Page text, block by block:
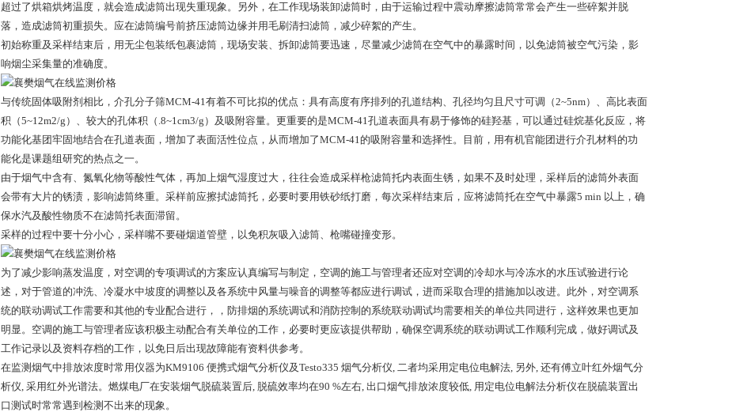
超过了烘箱烘烤温度，就会造成滤筒出现失重现象。另外，在工作现场装卸滤筒时，由于运输过程中震动摩擦滤筒常常会产生一些碎絮并脱
落，造成滤筒初重损失。应在滤筒编号前挤压滤筒边缘并用毛刷清扫滤筒，减少碎絮的产生。
初始称重及采样结束后，用无尘包装纸包裹滤筒，现场安装、拆卸滤筒要迅速，尽量减少滤筒在空气中的暴露时间，以免滤筒被空气污染，影
响烟尘采集量的准确度。
与传统固体吸附剂相比，介孔分子筛MCM-41有着不可比拟的优点：具有高度有序排列的孔道结构、孔径均匀且尺寸可调（2~5nm）、高比表面
积（5~12m2/g）、较大的孔体积（.8~1cm3/g）及吸附容量。更重要的是MCM-41孔道表面具有易于修饰的硅羟基，可以通过硅烷基化反应，将
功能化基团牢固地结合在孔道表面，增加了表面活性位点，从而增加了MCM-41的吸附容量和选择性。目前，用有机官能团进行介孔材料的功
能化是课题组研究的热点之一。
由于烟气中含有、氮氧化物等酸性气体，再加上烟气湿度过大，往往会造成采样枪滤筒托内表面生锈，如果不及时处理，采样后的滤筒外表面
会带有大片的锈渍，影响滤筒终重。采样前应擦拭滤筒托，必要时要用铁砂纸打磨，每次采样结束后，应将滤筒托在空气中暴露5 min 以上，确
保水汽及酸性物质不在滤筒托表面滞留。
采样的过程中要十分小心，采样嘴不要碰烟道管壁，以免积灰吸入滤筒、枪嘴碰撞变形。
为了减少影响蒸发温度，对空调的专项调试的方案应认真编写与制定，空调的施工与管理者还应对空调的冷却水与冷冻水的水压试验进行论
述，对于管道的冲洗、冷凝水中坡度的调整以及各系统中风量与噪音的调整等都应进行调试，进而采取合理的措施加以改进。此外，对空调系
统的联动调试工作需要和其他的专业配合进行，，防排烟的系统调试和消防控制的系统联动调试均需要相关的单位共同进行，这样效果也更加
明显。空调的施工与管理者应该积极主动配合有关单位的工作，必要时更应该提供帮助，确保空调系统的联动调试工作顺利完成，做好调试及
工作记录以及资料存档的工作，以免日后出现故障能有资料供参考。
在监测烟气中排放浓度时常用仪器为KM9106 便携式烟气分析仪及Testo335 烟气分析仪, 二者均采用定电位电解法, 另外, 还有傅立叶红外烟气分
析仪, 采用红外光谱法。燃煤电厂在安装烟气脱硫装置后, 脱硫效率均在90 %左右, 出口烟气排放浓度较低, 用定电位电解法分析仪在脱硫装置出
口测试时常常遇到检测不出来的现象。